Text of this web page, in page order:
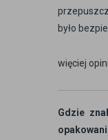
było
więciej
Gdzie